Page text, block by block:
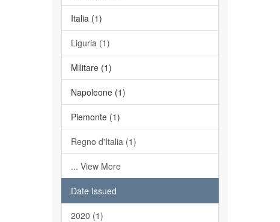
Italia (1)
Liguria (1)
Militare (1)
Napoleone (1)
Piemonte (1)
Regno d'Italia (1)
... View More
Date Issued
2020 (1)